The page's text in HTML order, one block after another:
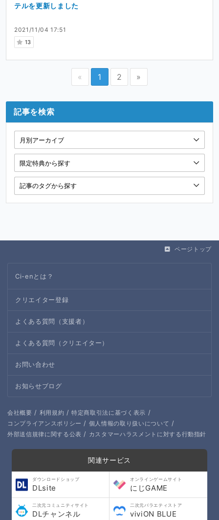
2021/11/04 17:51
13
テルを更新しました
« 1 2 »
記事を検索
ページトップ
Ci-enとは？
クリエイター登録
よくある質問（支援者）
よくある質問（クリエイター）
お問い合わせ
お知らせブログ
会社概要 / 利用規約 / 特定商取引法に基づく表示 /
コンプライアンスポリシー / 個人情報の取り扱いについて /
外部送信規律に関する公表 / カスタマーハラスメントに対する行動指針
関連サービス
ダウンロードショップ
DLsite
オンラインゲームサイト
にじGAME
二次元コミュニティサイト
DLチャンネル
二次元バラエティストア
viviON BLUE